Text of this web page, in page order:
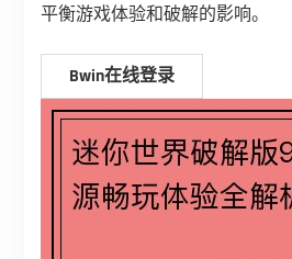
平衡游戏体验和破解的影响。
Bwin在线登录